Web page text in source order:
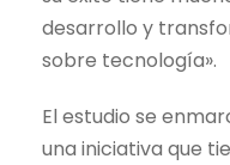
desarrollo y
sobre tecnología».
El estudio se
una iniciativa que